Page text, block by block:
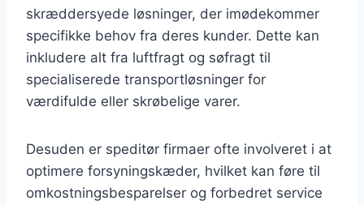
skræddersyede løsninger, der imødekommer
specifikke behov fra deres kunder. Dette kan
inkludere alt fra luftfragt og søfragt til
specialiserede transportløsninger for
værdifulde eller skrøbelige varer.
Desuden er speditør firmaer ofte involveret i at
optimere forsyningskæder, hvilket kan føre til
omkostningsbesparelser og forbedret service